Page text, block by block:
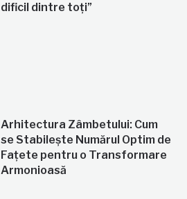
dificil dintre toți”
Arhitectura Zâmbetului: Cum
se Stabilește Numărul Optim de
Fațete pentru o Transformare
Armonioasă